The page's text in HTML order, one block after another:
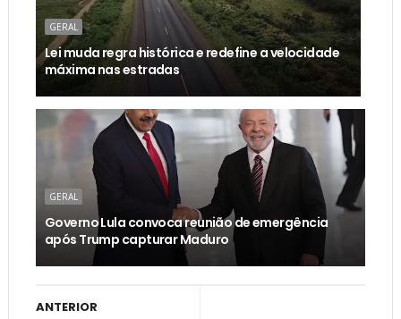
GERAL
Lei muda regra histórica e redefine a velocidade
máxima nas estradas
GERAL
Governo Lula convoca reunião de emergência
após Trump capturar Maduro
ANTERIOR